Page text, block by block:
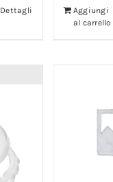
Dettagli
Aggiungi
al carrello